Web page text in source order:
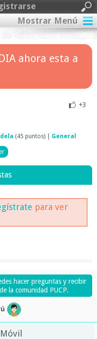
Mostrar Menú
ahora esta a
+3
(45 puntos) General
para ver
hacer preguntas y recibir
la comunidad PUCP.